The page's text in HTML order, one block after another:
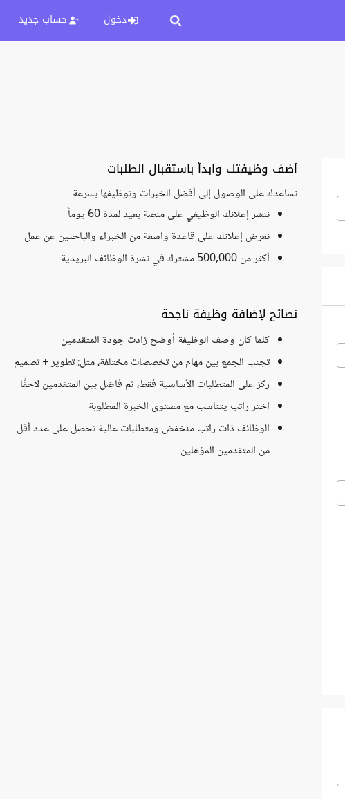
دخول حساب جديد
أضف وظيفتك وابدأ باستقبال الطلبات
نساعدك على الوصول إلى أفضل الخبرات وتوظيفها بسرعة
ننشر إعلانك الوظيفي على منصة بعيد لمدة 60 يوماً
نعرض إعلانك على قاعدة واسعة من الخبراء والباحثين عن عمل
أكثر من 500,000 مشترك في نشرة الوظائف البريدية
نصائح لإضافة وظيفة ناجحة
كلما كان وصف الوظيفة أوضح زادت جودة المتقدمين
تجنب الجمع بين مهام من تخصصات مختلفة، مثل: تطوير + تصميم
ركز على المتطلبات الأساسية فقط، ثم فاضل بين المتقدمين لاحقًا
اختر راتب يتناسب مع مستوى الخبرة المطلوبة
الوظائف ذات راتب منخفض ومتطلبات عالية تحصل على عدد أقل
من المتقدمين المؤهلين